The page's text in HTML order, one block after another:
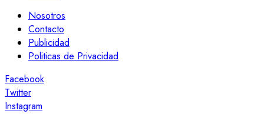
Nosotros
Contacto
Publicidad
Politicas de Privacidad
Facebook
Twitter
Instagram